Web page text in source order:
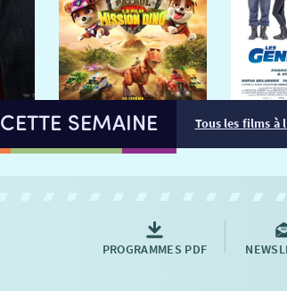
CETTE SEMAINE Tous les films à
PROGRAMMES PDF